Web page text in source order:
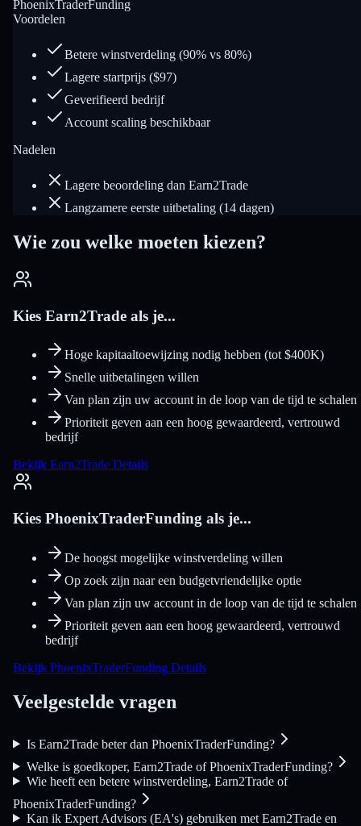
PhoenixTraderFunding
Voordelen
Betere winstverdeling (90% vs 80%)
Lagere startprijs ($97)
Geverifieerd bedrijf
Account scaling beschikbaar
Nadelen
Lagere beoordeling dan Earn2Trade
Langzamere eerste uitbetaling (14 dagen)
Wie zou welke moeten kiezen?
Kies Earn2Trade als je...
Hoge kapitaaltoewijzing nodig hebben (tot $400K)
Snelle uitbetalingen willen
Van plan zijn uw account in de loop van de tijd te schalen
Prioriteit geven aan een hoog gewaardeerd, vertrouwd
bedrijf
Bekijk Earn2Trade Details
Kies PhoenixTraderFunding als je...
De hoogst mogelijke winstverdeling willen
Op zoek zijn naar een budgetvriendelijke optie
Van plan zijn uw account in de loop van de tijd te schalen
Prioriteit geven aan een hoog gewaardeerd, vertrouwd
bedrijf
Bekijk PhoenixTraderFunding Details
Veelgestelde vragen
Is Earn2Trade beter dan PhoenixTraderFunding?
Welke is goedkoper, Earn2Trade of PhoenixTraderFunding?
Wie heeft een betere winstverdeling, Earn2Trade of
PhoenixTraderFunding?
Kan ik Expert Advisors (EA's) gebruiken met Earn2Trade en